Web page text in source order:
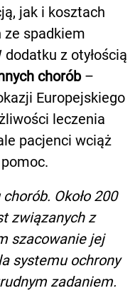
jak i kosztach
ze spadkiem
z otyłością
chorób–
Europejskiego
leczenia
pacjenci wciąż
Około 200
związanych z
szacowanie jej
systemu ochrony
zadaniem.